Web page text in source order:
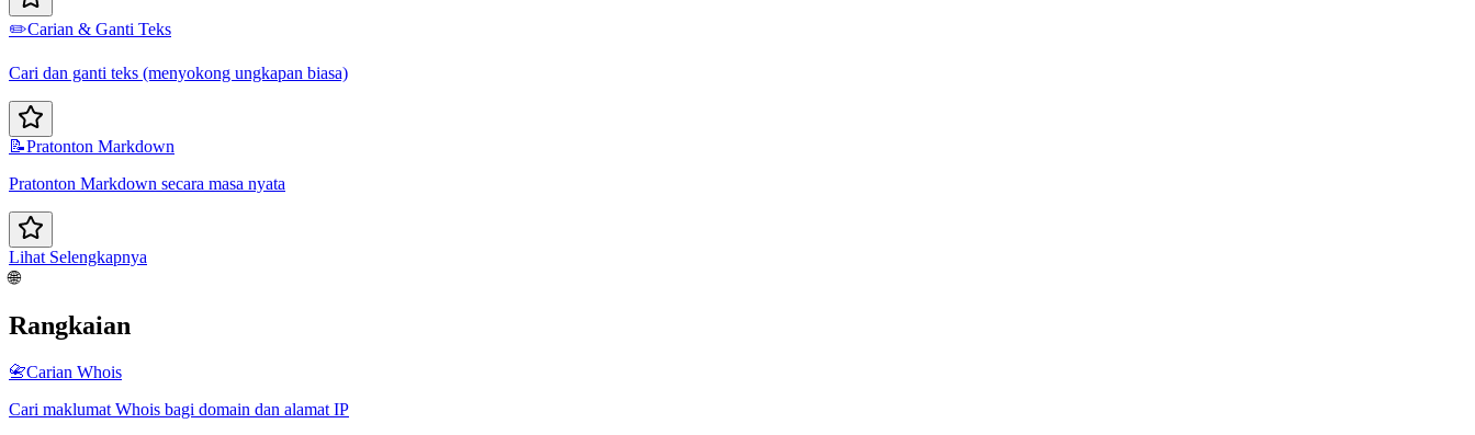
✏️Carian & Ganti Teks
Cari dan ganti teks (menyokong ungkapan biasa)
📝Pratonton Markdown
Pratonton Markdown secara masa nyata
Lihat Selengkapnya
🌐
Rangkaian
📇Carian Whois
Cari maklumat Whois bagi domain dan alamat IP